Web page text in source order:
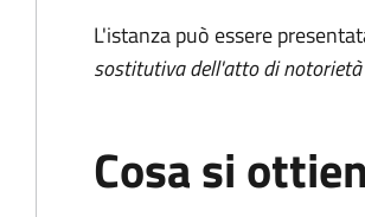
L'istanza può essere
sostitutiva dell'atto di
Cosa si